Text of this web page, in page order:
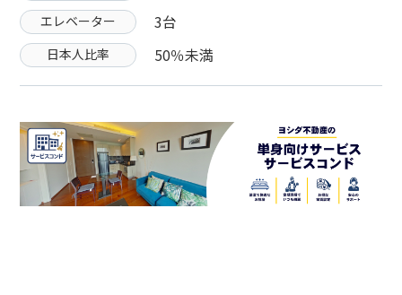
エレベーター 3台
日本人比率 50％未満